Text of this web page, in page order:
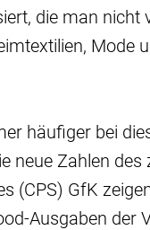
die man nicht
Mode
häufiger bei
neue Zahlen des
(CPS) GfK
Ausgaben der